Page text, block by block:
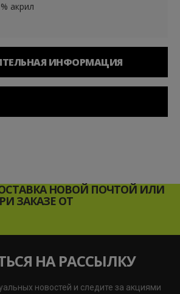
акрил
ИНФОРМАЦИЯ
НОВОЙ ПОЧТОЙ ИЛИ
ЗАКАЗЕ ОТ
НА РАССЫЛКУ
новостей и следите за акциями